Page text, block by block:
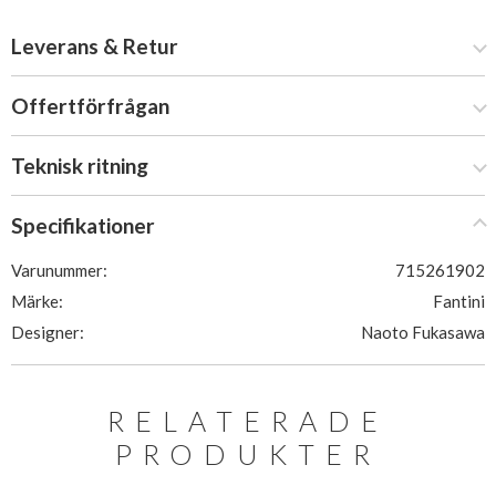
Leverans & Retur
Offertförfrågan
Teknisk ritning
Specifikationer
Varunummer:
715261902
Märke:
Fantini
Designer:
Naoto Fukasawa
RELATERADE
PRODUKTER